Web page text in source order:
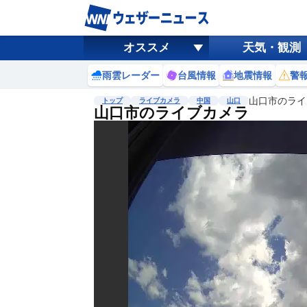
オススメ 天気・観測
雨雲レーダー 台風情報 地震情報 警
トップ ライブカメラ 中国 山口 山口市のラ
山口市のライブカメラ